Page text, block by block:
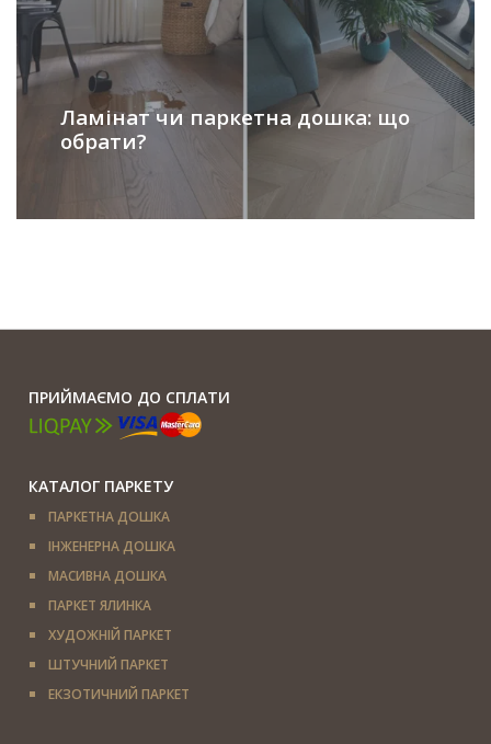
Ламінат чи паркетна дошка: що
обрати?
ПРИЙМАЄМО ДО СПЛАТИ
КАТАЛОГ ПАРКЕТУ
ПАРКЕТНА ДОШКА
ІНЖЕНЕРНА ДОШКА
МАСИВНА ДОШКА
ПАРКЕТ ЯЛИНКА
ХУДОЖНІЙ ПАРКЕТ
ШТУЧНИЙ ПАРКЕТ
ЕКЗОТИЧНИЙ ПАРКЕТ